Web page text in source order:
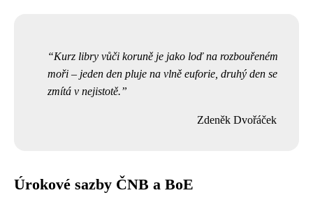
Kurz libry vůči koruně je jako loď na rozbouřeném
moři – jeden den pluje na vlně euforie, druhý den se
zmítá v nejistotě.
Zdeněk Dvořáček
Úrokové sazby ČNB a BoE